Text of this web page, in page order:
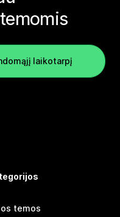
laikotarpį
temos